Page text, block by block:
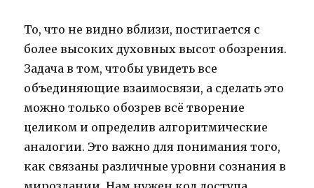
То, что не видно вблизи, постигается с
более высоких духовных высот обозрения.
Задача в том, чтобы увидеть все
объединяющие взаимосвязи, а сделать это
можно только обозрев всё творение
целиком и определив алгоритмические
аналогии. Это важно для понимания того,
как связаны различные уровни сознания в